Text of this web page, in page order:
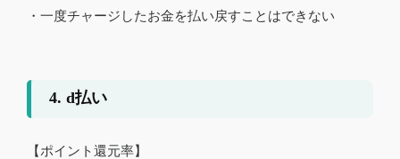
・一度チャージしたお金を払い戻すことはできない
4. d払い
【ポイント還元率】